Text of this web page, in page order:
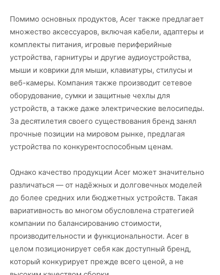
Помимо основных продуктов, Acer также предлагает
множество аксессуаров, включая кабели, адаптеры и
комплекты питания, игровые периферийные
устройства, гарнитуры и другие аудиоустройства,
мыши и коврики для мыши, клавиатуры, стилусы и
веб-камеры. Компания также производит сетевое
оборудование, сумки и защитные чехлы для
устройств, а также даже электрические велосипеды.
За десятилетия своего существования бренд занял
прочные позиции на мировом рынке, предлагая
устройства по конкурентоспособным ценам.
Однако качество продукции Acer может значительно
различаться — от надёжных и долговечных моделей
до более средних или бюджетных устройств. Такая
вариативность во многом обусловлена стратегией
компании по балансированию стоимости,
производительности и функциональности. Acer в
целом позиционирует себя как доступный бренд,
который конкурирует прежде всего ценой, а не